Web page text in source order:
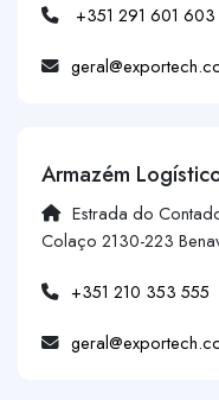
+351 291 601 603
Armazém
Estrada do
Colaço 2130-223
+351 210 353 555